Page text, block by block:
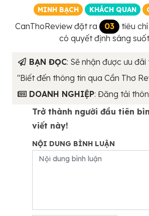
MINH BẠCH KHÁCH QUAN
CanThoReview đặt ra 03 tiêu chí
có quyết định sáng
BẠN ĐỌC: Sẽ nhận được ưu
"Biết đến thông tin qua Cần Thơ
DOANH NGHIỆP: Đăng tải
Trở thành người đầu tiên
viết này!
NỘI DUNG BÌNH LUẬN